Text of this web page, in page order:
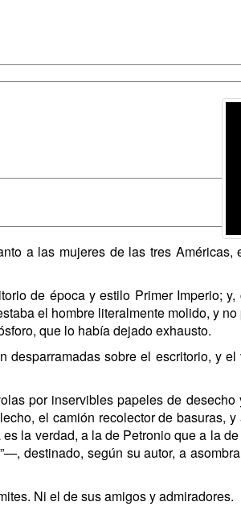
a las mujeres de las tres Américas,
de época y estilo Primer Imperio; y,
el hombre literalmente molido, y
que lo había dejado exhausto.
desparramadas sobre el escritorio, y
por inservibles papeles de desecho
el camión recolector de basuras, y
la verdad, a la de Petronio que a la
destinado, según su autor, a
Ni el de sus amigos y admiradores.